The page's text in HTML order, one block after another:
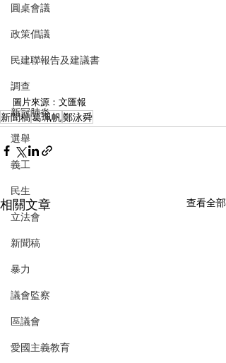
圓桌會議
政策倡議
民建聯報告及建議書
調查
新冠肺炎
選舉
義工
民生
立法會
新聞稿
暴力
議會監察
區議會
愛國主義教育
圖片來源：文匯報
新聞稿葛珮帆鄭泳舜
相關文章 查看全部